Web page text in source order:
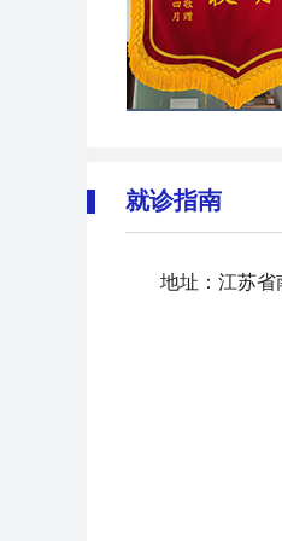
就诊指南
地址：江苏省